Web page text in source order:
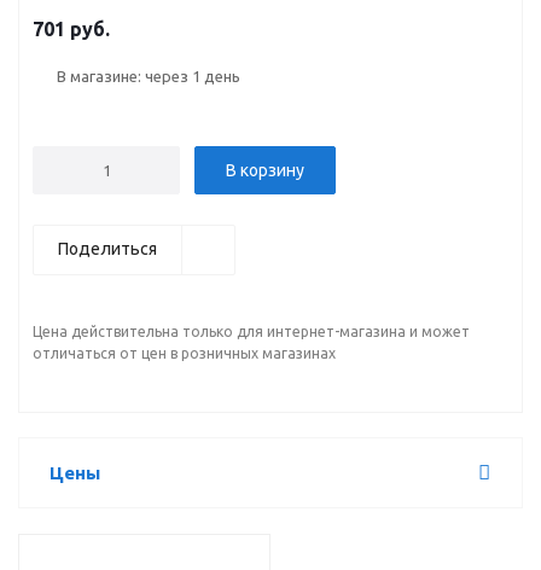
701 руб.
В магазине: через 1 день
В корзину
Поделиться
Цена действительна только для интернет-магазина и может
отличаться от цен в розничных магазинах
Цены